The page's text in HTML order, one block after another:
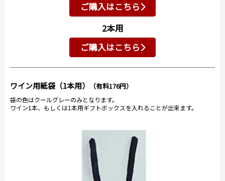
ご購入はこちら
2本用
ご購入はこちら
ワイン用紙袋（1本用） （有料176円）
袋の色はクールグレーのみとなります。
ワイン1本、もしくは1本用ギフトボックスを入れることが出来ます。